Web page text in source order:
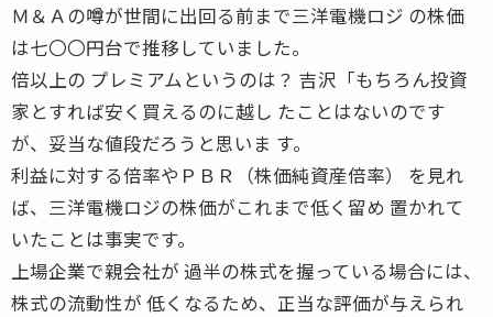
Ｍ＆Ａの噂が世間に出回る前まで三洋電機ロジ の株価
は七〇〇円台で推移していました。
倍以上の プレミアムというのは？ 吉沢「もちろん投資
家とすれば安く買えるのに越し たことはないのです
が、妥当な値段だろうと思いま す。
利益に対する倍率やＰＢＲ（株価純資産倍率） を見れ
ば、三洋電機ロジの株価がこれまで低く留め 置かれて
いたことは事実です。
上場企業で親会社が 過半の株式を握っている場合には、
株式の流動性が 低くなるため、正当な評価が与えられ